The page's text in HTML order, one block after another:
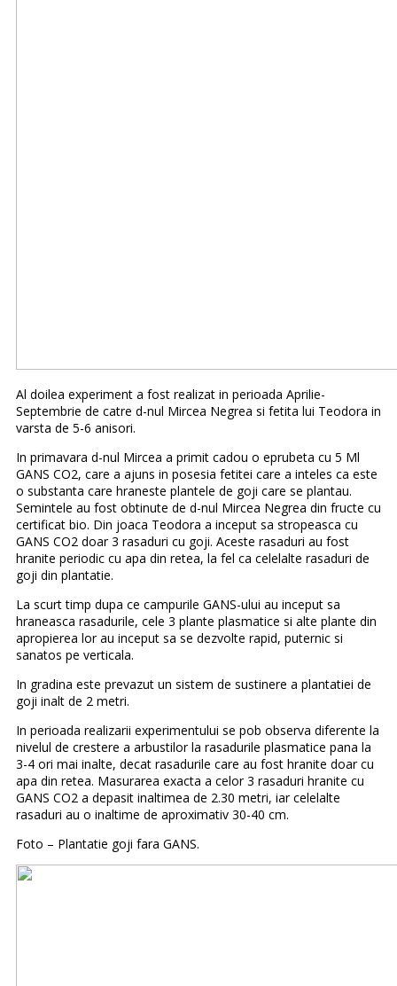
Al doilea experiment a fost realizat in perioada Aprilie-
Septembrie de catre d-nul Mircea Negrea si fetita lui Teodora in
varsta de 5-6 anisori.
In primavara d-nul Mircea a primit cadou o eprubeta cu 5 Ml
GANS CO2, care a ajuns in posesia fetitei care a inteles ca este
o substanta care hraneste plantele de goji care se plantau.
Semintele au fost obtinute de d-nul Mircea Negrea din fructe cu
certificat bio. Din joaca Teodora a inceput sa stropeasca cu
GANS CO2 doar 3 rasaduri cu goji. Aceste rasaduri au fost
hranite periodic cu apa din retea, la fel ca celelalte rasaduri de
goji din plantatie.
La scurt timp dupa ce campurile GANS-ului au inceput sa
hraneasca rasadurile, cele 3 plante plasmatice si alte plante din
apropierea lor au inceput sa se dezvolte rapid, puternic si
sanatos pe verticala.
In gradina este prevazut un sistem de sustinere a plantatiei de
goji inalt de 2 metri.
In perioada realizarii experimentului se pob observa diferente la
nivelul de crestere a arbustilor la rasadurile plasmatice pana la
3-4 ori mai inalte, decat rasadurile care au fost hranite doar cu
apa din retea. Masurarea exacta a celor 3 rasaduri hranite cu
GANS CO2 a depasit inaltimea de 2.30 metri, iar celelalte
rasaduri au o inaltime de aproximativ 30-40 cm.
Foto – Plantatie goji fara GANS.